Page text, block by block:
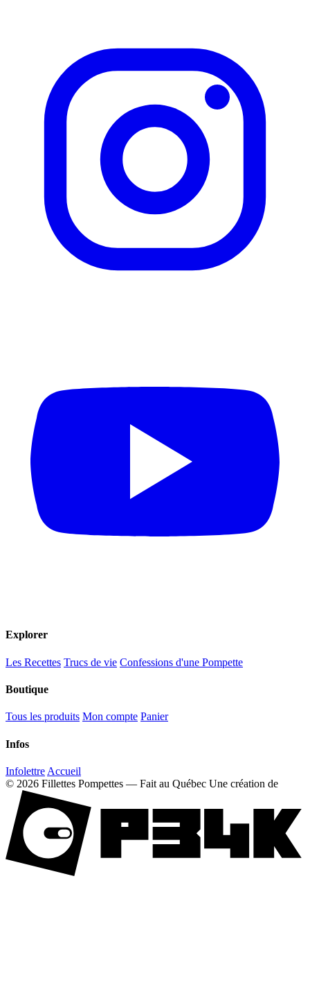
Explorer
Les Recettes Trucs de vie Confessions d'une Pompette
Boutique
Tous les produits Mon compte Panier
Infos
Infolettre Accueil
© 2026 Fillettes Pompettes — Fait au Québec Une création de